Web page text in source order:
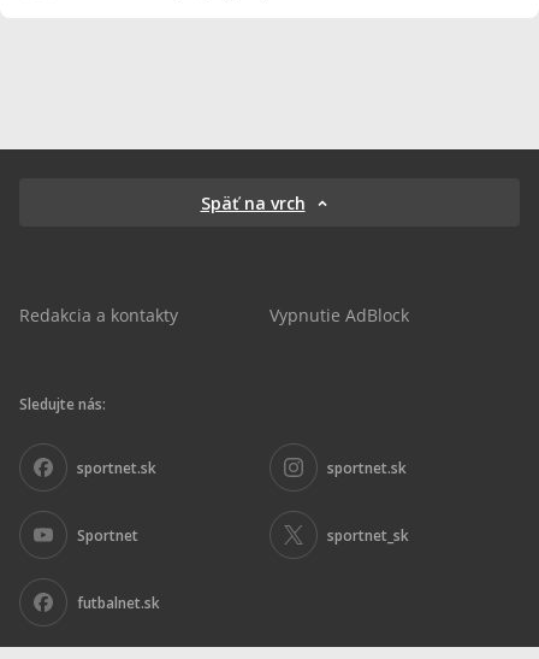
Späť na vrch
Redakcia a kontakty Vypnutie AdBlock
Sledujte nás:
sportnet.sk sportnet.sk
Sportnet sportnet_sk
futbalnet.sk